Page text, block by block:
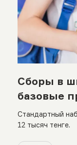
Сборы в
базовые
Стандартный
12 тысяч тенге.